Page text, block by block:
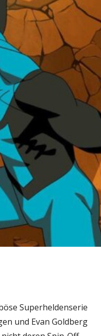
Superheldenserie
und Evan Goldberg